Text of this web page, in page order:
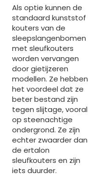
Als optie kunnen de
standaard kunststof
kouters van de
sleepslangenbomen
met sleufkouters
worden vervangen
door gietijzeren
modellen. Ze hebben
het voordeel dat ze
beter bestand zijn
tegen slijtage, vooral
op steenachtige
ondergrond. Ze zijn
echter zwaarder dan
de ertalon
sleufkouters en zijn
iets duurder.